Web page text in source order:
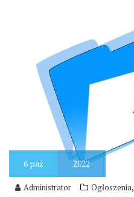
6 paź 2022
Administrator Ogłoszenia,